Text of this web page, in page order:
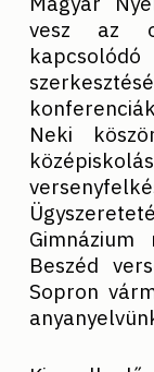
vesz az
Neki
Beszéd
Sopron